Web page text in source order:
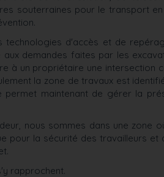
souterraines pour le transport
technologies d'accès et de
demandes faites par les
à un propriétaire une intersection
la zone de travaux est
maintenant de gérer la
nous sommes dans une zone
pour la sécurité des travailleurs et
rapprochent.